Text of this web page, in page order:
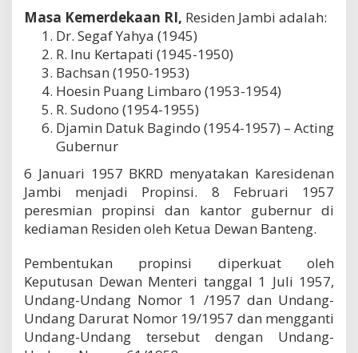
Masa Kemerdekaan RI, Residen Jambi adalah:
Dr. Segaf Yahya (1945)
R. Inu Kertapati (1945-1950)
Bachsan (1950-1953)
Hoesin Puang Limbaro (1953-1954)
R. Sudono (1954-1955)
Djamin Datuk Bagindo (1954-1957) – Acting
Gubernur
6 Januari 1957 BKRD menyatakan Karesidenan
Jambi menjadi Propinsi. 8 Februari 1957
peresmian propinsi dan kantor gubernur di
kediaman Residen oleh Ketua Dewan Banteng.
Pembentukan propinsi diperkuat oleh
Keputusan Dewan Menteri tanggal 1 Juli 1957,
Undang-Undang Nomor 1 /1957 dan Undang-
Undang Darurat Nomor 19/1957 dan mengganti
Undang-Undang tersebut dengan Undang-